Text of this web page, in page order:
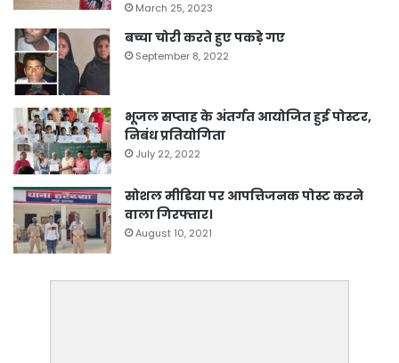
March 25, 2023
बच्चा चोरी करते हुए पकड़े गए
September 8, 2022
भूजल सप्ताह के अंतर्गत आयोजित हुई पोस्टर,
निबंध प्रतियोगिता
July 22, 2022
सोशल मीडिया पर आपत्तिजनक पोस्ट करने
वाला गिरफ्तार।
August 10, 2021